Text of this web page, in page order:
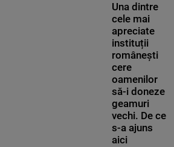
Una dintre
cele mai
apreciate
instituții
românești
cere
oamenilor
să-i doneze
geamuri
vechi. De ce
s-a ajuns
aici